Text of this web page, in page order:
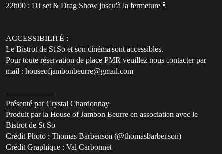
22h00 : DJ set & Drag Show jusqu'à la fermeture 🍾
ACCESSIBILITÉ :
Le Bistrot de St So et son cinéma sont accessibles.
Pour toute réservation de place PMR veuillez nous contacter par
mail : houseofjambonbeurre@gmail.com
Présenté par Crystal Chardonnay
Produit par la House of Jambon Beurre en association avec le
Bistrot de St So
Crédit Photo : Thomas Barbenson (@thomasbarbenson)
Crédit Graphique : Val Carbonnet